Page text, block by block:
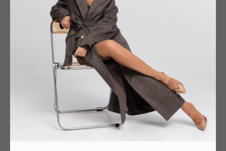
Жакет с мужского плеча Жилет в мужском стиле